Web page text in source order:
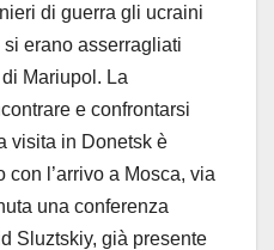
di guerra gli ucraini
erano asserragliati
Mariupol. La
e confrontarsi
visita in Donetsk è
l’arrivo a Mosca, via
una conferenza
Sluztskiy, già presente